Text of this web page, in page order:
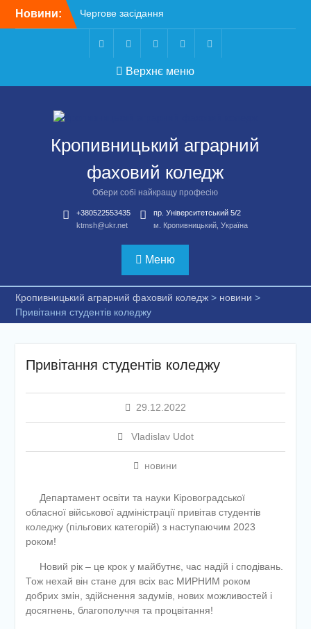
Новини:
Чергове засідання
стипендіальної комісії:
основні рішення
Небезпечні розваги
можуть коштувати життя
Крок до сучасної
ВСТУП-2026
TelegramFacebookInstagram Youtube
Верхнє меню
Кропивницький аграрний
фаховий коледж
Обери собі найкращу професію
+380522553435
ktmsh@ukr.net
пр. Університетський 5/2
м. Кропивницький, Україна
Меню
Кропивницький аграрний фаховий коледж> новини >
Привітання студентів коледжу
Привітання студентів коледжу
29.12.2022
Vladislav Udot
новини
Департамент освіти та науки Кіровоградської
обласної військової адміністрації привітав студентів
коледжу (пільгових категорій) з наступаючим 2023
роком!
Новий рік – це крок у майбутнє, час надій і сподівань.
Тож нехай він стане для всіх вас МИРНИМ роком
добрих змін, здійснення задумів, нових можливостей і
досягнень, благополуччя та процвітання!